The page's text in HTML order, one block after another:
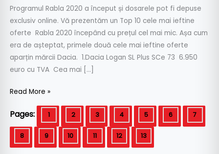
Programul Rabla 2020 a început și dosarele pot fi depuse
exclusiv online. Vă prezentăm un Top 10 cele mai ieftine
oferte Rabla 2020 începând cu prețul cel mai mic. Așa cum
era de așteptat, primele două cele mai ieftine oferte
aparțin mărcii Dacia. 1.Dacia Logan SL Plus SCe 73 6.950
euro cu TVA Cea mai […]
Read More »
Pages: 1 2 3 4 5 6 7
8 9 10 11 12 13